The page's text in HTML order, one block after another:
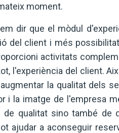
moment.
dir que el mòdul
del client i més
activitats
l'experiència del client.
la qualitat dels
i la imatge de l'empresa
de qualitat sino també de
ajudar a aconseguir